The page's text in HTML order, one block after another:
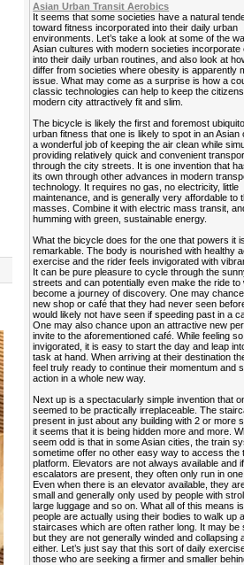
Asian Urban Transit Aerobics
It seems that some societies have a natural
toward fitness incorporated into their daily urban
environments. Let’s take a look at some of the
Asian cultures with modern societies incorporate
into their daily urban routines, and also look at
differ from societies where obesity is apparently
issue. What may come as a surprise is how a
classic technologies can help to keep the
modern city attractively fit and slim.
The bicycle is likely the first and foremost
urban fitness that one is likely to spot in an Asian
a wonderful job of keeping the air clean while
providing relatively quick and convenient
through the city streets. It is one invention that
its own through other advances in modern
technology. It requires no gas, no electricity, little
maintenance, and is generally very affordable to
masses. Combine it with electric mass transit,
humming with green, sustainable energy.
What the bicycle does for the one that powers it
remarkable. The body is nourished with healthy
exercise and the rider feels invigorated with
It can be pure pleasure to cycle through the
streets and can potentially even make the ride to
become a journey of discovery. One may
new shop or café that they had never seen
would likely not have seen if speeding past in a
One may also chance upon an attractive new
invite to the aforementioned café. While feeling so
invigorated, it is easy to start the day and leap
task at hand. When arriving at their destination
feel truly ready to continue their momentum and
action in a whole new way.
Next up is a spectacularly simple invention that
seemed to be practically irreplaceable. The
present in just about any building with 2 or more
it seems that it is being hidden more and more.
seem odd is that in some Asian cities, the train
sometime offer no other easy way to access the
platform. Elevators are not always available and if
escalators are present, they often only run in
Even when there is an elevator available, they
small and generally only used by people with
large luggage and so on. What all of this means
people are actually using their bodies to walk up
staircases which are often rather long. It may be
but they are not generally winded and collapsing
either. Let’s just say that this sort of daily
those who are seeking a firmer and smaller